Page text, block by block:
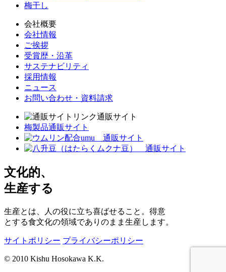
梅干し
会社概要
会社情報
ご挨拶
受賞歴・沿革
サステナビリティ
採用情報
ニュース
お問い合わせ・資料請求
通販サイト
梅製品通販サイト
文化的、
生産する
生産とは、人の役に立ち喜ばせること。得意
とする食文化の領域でありのまま生産します。
サイトポリシー プライバシーポリシー
© 2010 Kishu Hosokawa K.K.